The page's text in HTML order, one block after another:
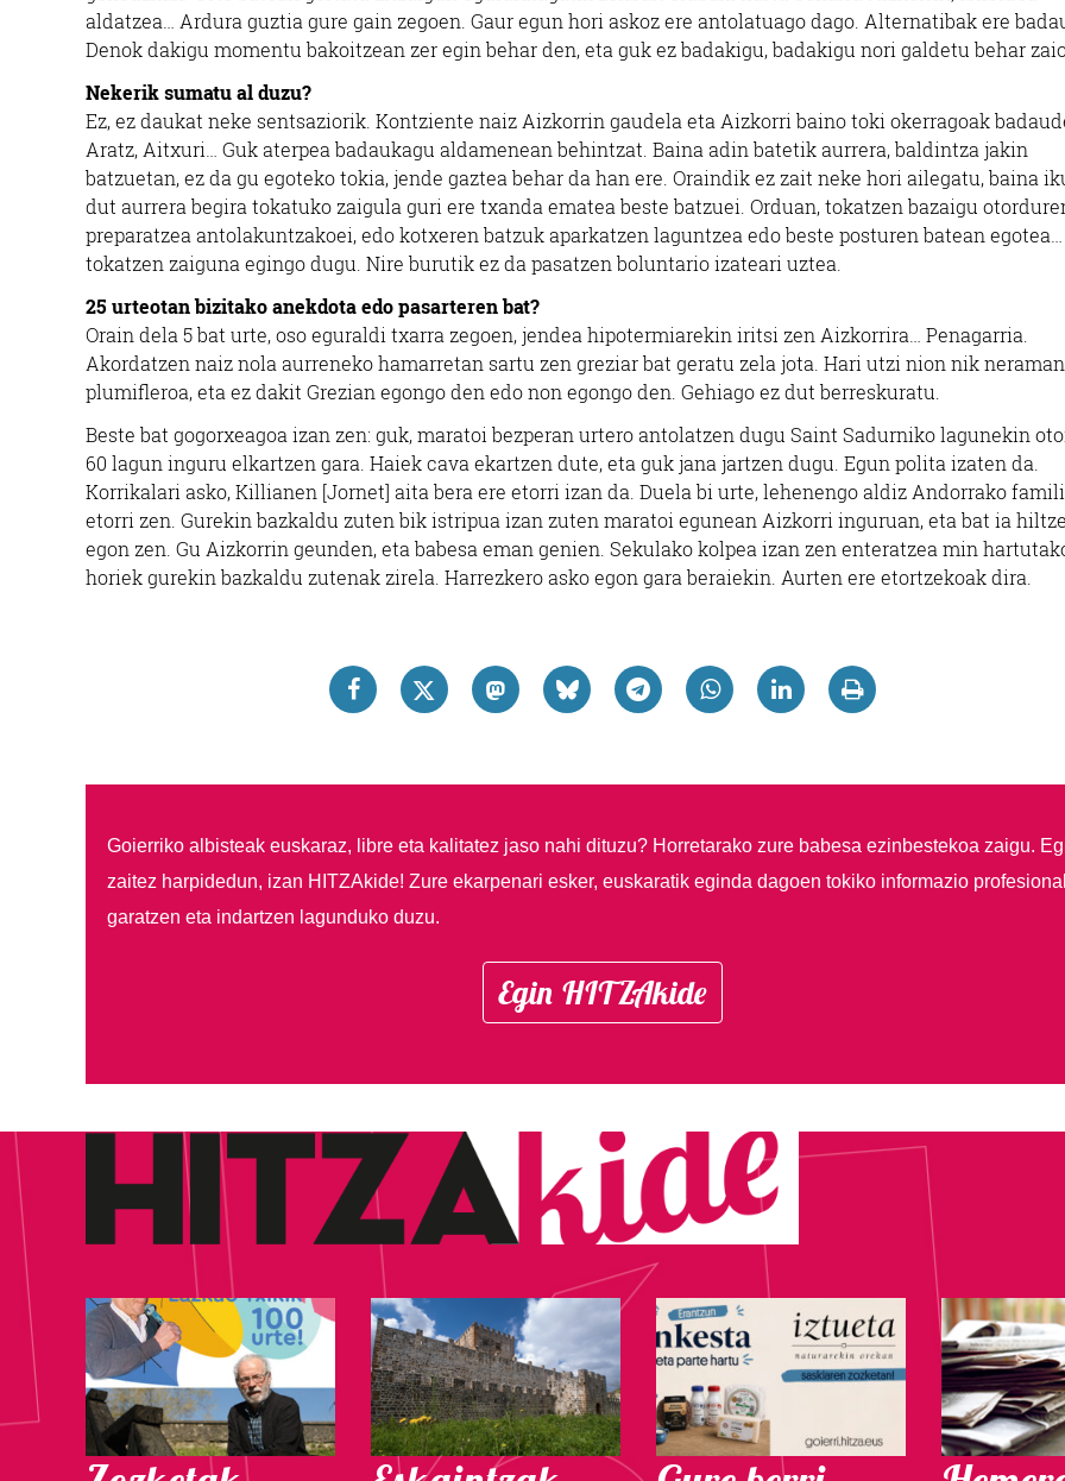
aldatzea… Ardura guztia gure gain zegoen. Gaur egun hori askoz ere antolatuago dago. Alternatibak ere
Denok dakigu momentu bakoitzean zer egin behar den, eta guk ez badakigu, badakigu nori galdetu behar
Nekerik sumatu al duzu?
Ez, ez daukat neke sentsaziorik. Kontziente naiz Aizkorrin gaudela eta Aizkorri baino toki okerragoak
Aratz, Aitxuri… Guk aterpea badaukagu aldamenean behintzat. Baina adin batetik aurrera, baldintza jakin
batzuetan, ez da gu egoteko tokia, jende gaztea behar da han ere. Oraindik ez zait neke hori ailegatu, baina
dut aurrera begira tokatuko zaigula guri ere txanda ematea beste batzuei. Orduan, tokatzen bazaigu
preparatzea antolakuntzakoei, edo kotxeren batzuk aparkatzen laguntzea edo beste posturen batean egotea…
tokatzen zaiguna egingo dugu. Nire burutik ez da pasatzen boluntario izateari uztea.
25 urteotan bizitako anekdota edo pasarteren bat?
Orain dela 5 bat urte, oso eguraldi txarra zegoen, jendea hipotermiarekin iritsi zen Aizkorrira… Penagarria.
Akordatzen naiz nola aurreneko hamarretan sartu zen greziar bat geratu zela jota. Hari utzi nion nik neraman
plumifleroa, eta ez dakit Grezian egongo den edo non egongo den. Gehiago ez dut berreskuratu.
Beste bat gogorxeagoa izan zen: guk, maratoi bezperan urtero antolatzen dugu Saint Sadurniko lagunekin
60 lagun inguru elkartzen gara. Haiek cava ekartzen dute, eta guk jana jartzen dugu. Egun polita izaten da.
Korrikalari asko, Killianen [Jornet] aita bera ere etorri izan da. Duela bi urte, lehenengo aldiz Andorrako
etorri zen. Gurekin bazkaldu zuten bik istripua izan zuten maratoi egunean Aizkorri inguruan, eta bat ia
egon zen. Gu Aizkorrin geunden, eta babesa eman genien. Sekulako kolpea izan zen enteratzea min
horiek gurekin bazkaldu zutenak zirela. Harrezkero asko egon gara beraiekin. Aurten ere etortzekoak dira.
Goierriko albisteak euskaraz, libre eta kalitatez jaso nahi dituzu? Horretarako zure babesa ezinbestekoa zaigu.
zaitez harpidedun, izan HITZAkide! Zure ekarpenari esker, euskaratik eginda dagoen tokiko informazio
garatzen eta indartzen lagunduko duzu.
Egin HITZAkide